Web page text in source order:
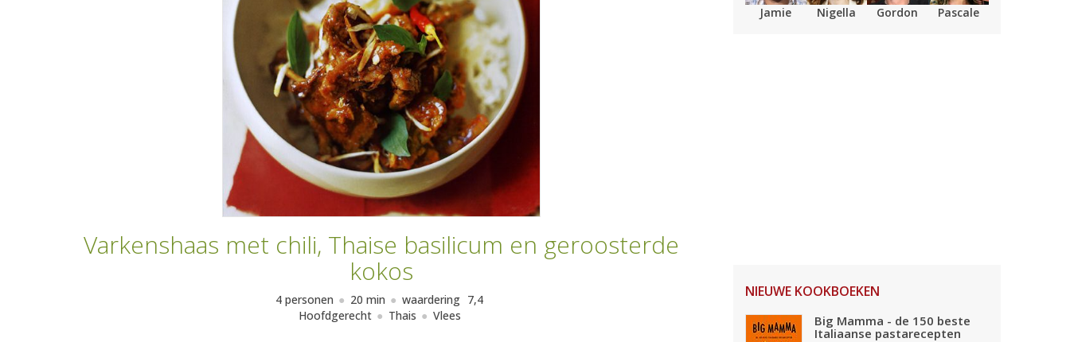
Varkenshaas met chili, Thaise basilicum en geroosterde
kokos
4 personen 20 min waardering 7,4
Hoofdgerecht
Thais Vlees
Jamie Nigella Gordon Pascale
NIEUWE KOOKBOEKEN
Big Mamma - de 150 beste
Italiaanse pastarecepten